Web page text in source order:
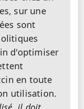
sur une
sont
d'optimiser
en toute
utilisation.